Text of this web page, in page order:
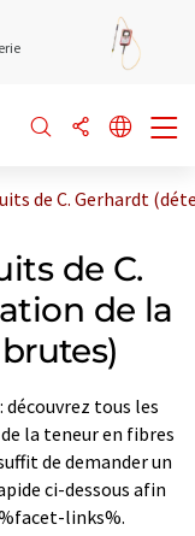
de C. Gerhardt
de C.
de la
découvrez tous les
la teneur en fibres
de demander un
ci-dessous afin
links%.